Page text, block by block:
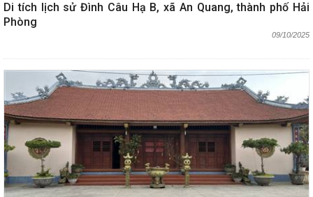
Di tích lịch sử Đình Câu Hạ B, xã An Quang, thành phố Hải
Phòng
09/10/2025